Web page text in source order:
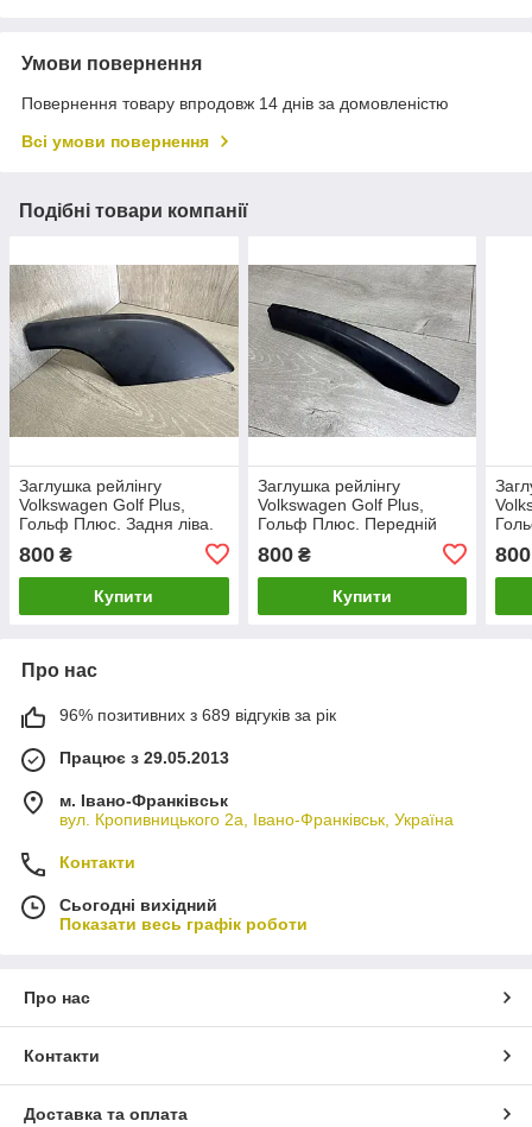
Умови повернення
Повернення товару впродовж 14 днів за домовленістю
Всі умови повернення
Подібні товари компанії
Заглушка рейлінгу
Volkswagen Golf Plus,
Гольф Плюс. Задня ліва.
800 ₴
Купити
Заглушка рейлінгу
Volkswagen Golf Plus,
Гольф Плюс. Передній
800₴
Купити
800
Про нас
96% позитивних з 689 відгуків за рік
Працює з 29.05.2013
м. Івано-Франківськ
вул. Кропивницького 2а, Івано-Франківськ, Україна
Контакти
Сьогодні вихідний
Показати весь графік роботи
Про нас
Контакти
Доставка та оплата